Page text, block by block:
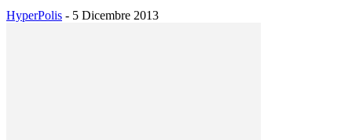
HyperPolis - 5 Dicembre 2013